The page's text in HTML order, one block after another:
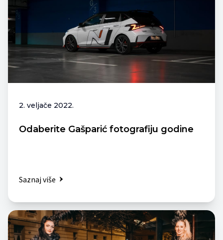
2. veljače 2022.
Odaberite Gašparić fotografiju godine
Saznaj više